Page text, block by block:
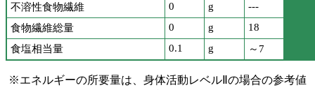
不溶性食物繊維
0 g
---
食物繊維総量
0 g
18
食塩相当量
0.1 g ～7
※エネルギーの所要量は、身体活動レベルⅡの場合の参考値